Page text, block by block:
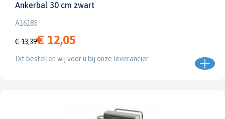
Ankerbal 30 cm zwart
A16185
€ 13,39€ 12,05
Dit bestellen wij voor u bij onze leverancier